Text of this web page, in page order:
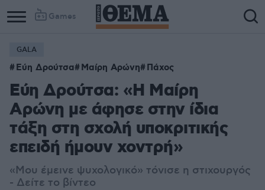
Games
GALA
Εύη Δρούτσα Μαίρη Αρώνη Πάχος
Εύη Δρούτσα: «Η Μαίρη
Αρώνη με άφησε στην ίδια
τάξη στη σχολή υποκριτικής
επειδή ήμουν χοντρή»
«Μου έμεινε ψυχολογικό» τόνισε η στιχουργός
- Δείτε το βίντεο